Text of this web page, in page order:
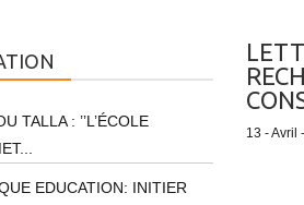
13 - Avril
TALLA : ’’L’ÉCOLE
EDUCATION: INITIER